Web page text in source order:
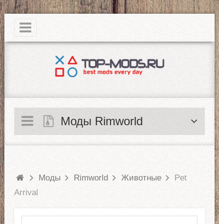
|
Моды Rimworld
Моды Rimworld Животные
Pet
Arrival